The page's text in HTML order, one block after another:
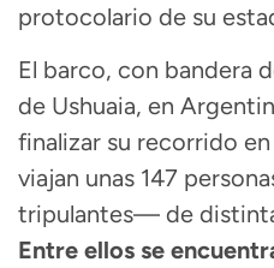
protocolario de su
El barco, con bandera
de Ushuaia, en
finalizar su recorrido
viajan unas 147
tripulantes— de
Entre ellos se